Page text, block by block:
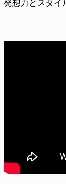
発想力とスタイ